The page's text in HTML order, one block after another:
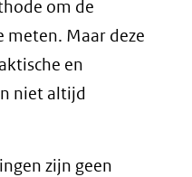
om de
Maar deze
en
niet altijd
zijn geen